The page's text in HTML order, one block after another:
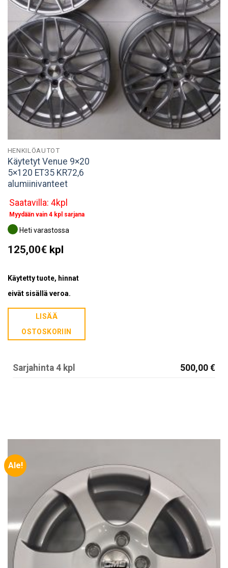
HENKILÖAUTOT
Käytetyt Venue 9×20
5×120 ET35 KR72,6
alumiinivanteet
Saatavilla: 4kpl
Myydään vain 4 kpl sarjana
Heti varastossa
125,00€kpl
Käytetty tuote, hinnat
eivät sisällä veroa.
LISÄÄ
OSTOSKORIIN
Sarjahinta 4 kpl 500,00 €
Ale!